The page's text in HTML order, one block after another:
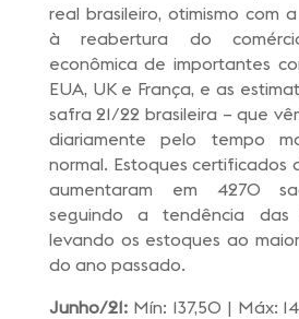
real brasileiro, otimismo com
à reabertura do
econômica de importantes
EUA, UK e França, e as
safra 21/22 brasileira – que
diariamente pelo tempo
normal. Estoques certificados
aumentaram em 4270
seguindo a tendência das
levando os estoques ao
do ano passado.
Junho/21: Mín: 137,50 | Máx: